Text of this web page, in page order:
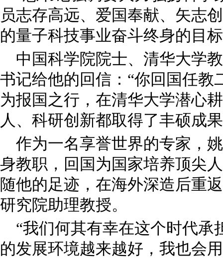
员志存高远、爱国奉献、矢志
的量子科技事业奋斗终身的目
中国科学院院士、清华大学
书记给他的回信：“你回国任教
为报国之行，在清华大学潜心
人、科研创新都取得了丰硕成
作为一名享誉世界的专家，
身教职，回国为国家培养顶尖
随他的足迹，在海外深造后重
研究院助理教授。
“我们何其有幸在这个时代承
的发展环境越来越好，我也会